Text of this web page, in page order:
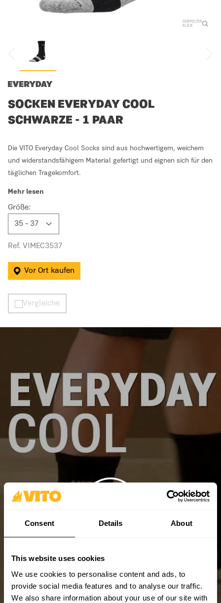
Consent Details About
This website uses cookies
We use cookies to personalise content and ads, to
provide social media features and to analyse our traffic.
We also share information about your use of our site with
DOPPELTER
KLICK
SOCKEN EVERYDAY COOL
SCHWARZE - 1 PAAR
Die VITO Everyday Cool Socks sind aus hochwertigem, weichem
und widerstandsfähigem Material gefertigt und eignen sich für den
täglichen Tragekomfort.
Mehr lesen
Größe:
Ref. VIMEC3537
Vor Ort kaufen
Vergleiche